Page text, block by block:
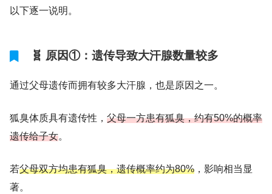
以下逐一说明。
🧬 原因①：遗传导致大汗腺数量较多
通过父母遗传而拥有较多大汗腺，也是原因之一。
狐臭体质具有遗传性， 父母一方患有狐臭，约有50%的概率
遗传给子女。
若父母双方均患有狐臭，遗传概率约为80% ，影响相当显
著。